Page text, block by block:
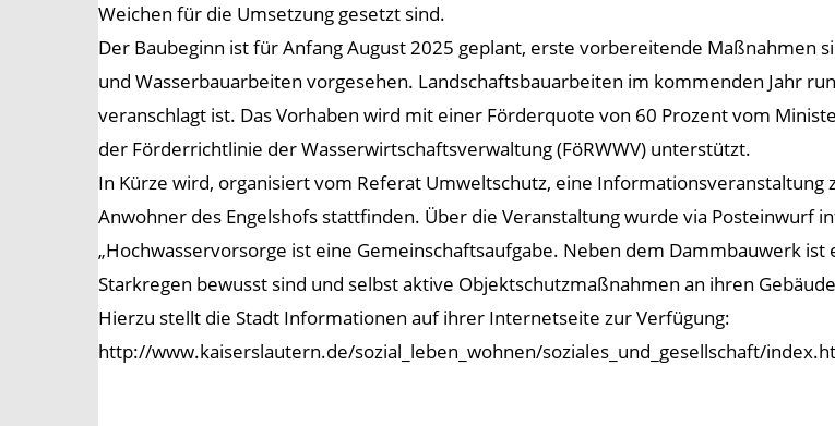
Weichen für die Umsetzung gesetzt sind.
Der Baubeginn ist für Anfang August 2025 geplant, erste vorbereitende Maßnahmen
und Wasserbauarbeiten vorgesehen. Landschaftsbauarbeiten im kommenden Jahr
veranschlagt ist. Das Vorhaben wird mit einer Förderquote von 60 Prozent vom
der Förderrichtlinie der Wasserwirtschaftsverwaltung (FöRWWV) unterstützt.
In Kürze wird, organisiert vom Referat Umweltschutz, eine
Anwohner des Engelshofs stattfinden. Über die Veranstaltung wurde via Posteinwurf
„Hochwasservorsorge ist eine Gemeinschaftsaufgabe. Neben dem Dammbauwerk
Starkregen bewusst sind und selbst aktive Objektschutzmaßnahmen an ihren
Hierzu stellt die Stadt Informationen auf ihrer Internetseite zur Verfügung:
http://www.kaiserslautern.de/sozial_leben_wohnen/soziales_und_gesellschaft/